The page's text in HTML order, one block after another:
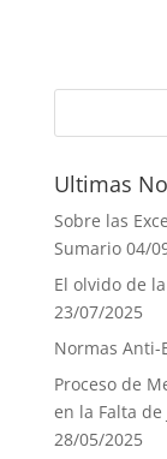
Ultimas
Sobre las
Sumario 04/
El olvido de
23/07/2025
Normas Anti-
Proceso de
en la Falta
28/05/2025